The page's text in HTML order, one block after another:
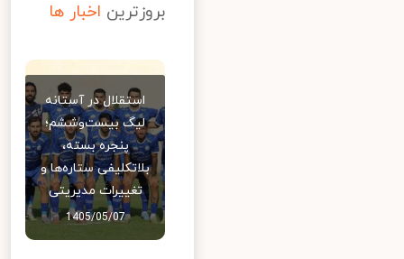
بروزترین اخبار ها
استقلال در آستانه
لیگ بیست‌وششم؛
پنجره بسته،
بلاتکلیفی ستاره‌ها و
تغییرات مدیریتی
1405/05/07